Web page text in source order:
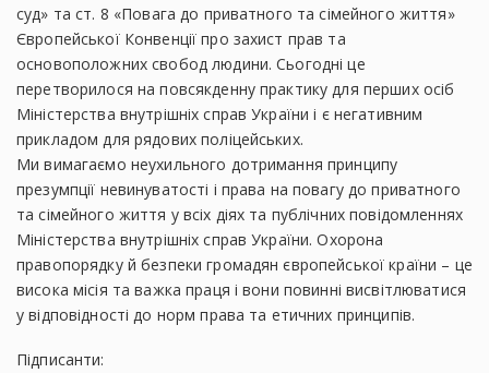
суд» та ст. 8 «Повага до приватного та сімейного життя»
Європейської Конвенції про захист прав та
основоположних свобод людини. Сьогодні це
перетворилося на повсякденну практику для перших осіб
Міністерства внутрішніх справ України і є негативним
прикладом для рядових поліцейських.
Ми вимагаємо неухильного дотримання принципу
презумпції невинуватості і права на повагу до приватного
та сімейного життя у всіх діях та публічних повідомленнях
Міністерства внутрішніх справ України. Охорона
правопорядку й безпеки громадян європейської країни – це
висока місія та важка праця і вони повинні висвітлюватися
у відповідності до норм права та етичних принципів.
Підписанти: